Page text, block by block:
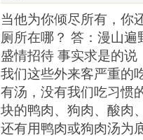
当他为你倾尽所有，你
厕所在哪？ 答：漫山
盛情招待 事实求是的
我们这些外来客严重的
有汤，没有我们吃习惯
块的鸭肉、狗肉、酸肉
还有用鸭肉或狗肉汤为